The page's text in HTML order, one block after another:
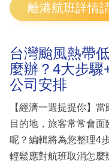
離港航班詳情
台灣颱風熱帶
麼辦？4大步
公司安排
【經濟一週提提你】
目的地，旅客常常會
呢？編輯將為您整理4
輕鬆應對航班取消怎麼